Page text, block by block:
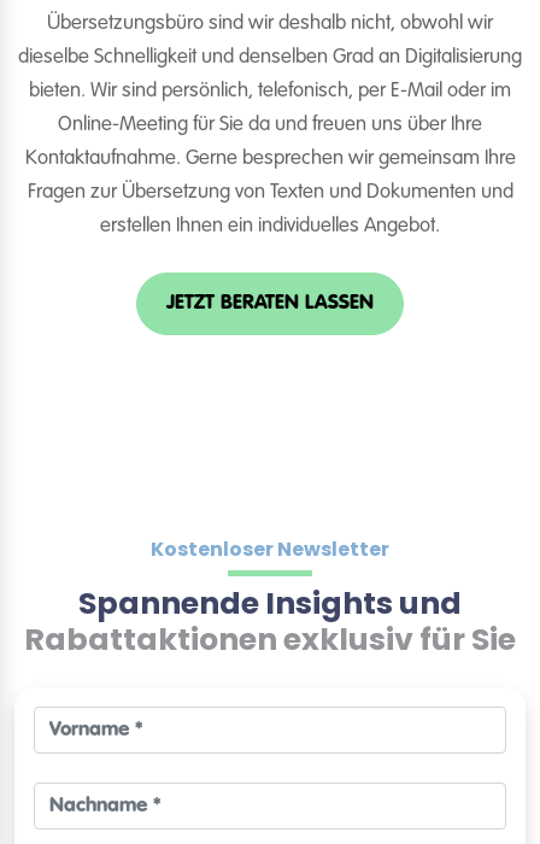
Übersetzungsbüro sind wir deshalb nicht, obwohl wir
dieselbe Schnelligkeit und denselben Grad an Digitalisierung
bieten. Wir sind persönlich, telefonisch, per E-Mail oder im
Online-Meeting für Sie da und freuen uns über Ihre
Kontaktaufnahme. Gerne besprechen wir gemeinsam Ihre
Fragen zur Übersetzung von Texten und Dokumenten und
erstellen Ihnen ein individuelles Angebot.
JETZT BERATEN LASSEN
Kostenloser Newsletter
Spannende Insights und
Rabattaktionen exklusiv für Sie